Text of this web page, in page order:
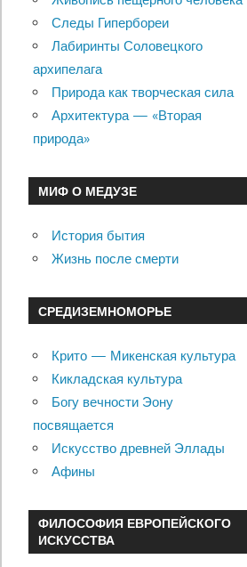
Следы Гипербореи
Лабиринты Соловецкого
архипелага
Природа как творческая сила
Архитектура — «Вторая
природа»
МИФ О МЕДУЗЕ
История бытия
Жизнь после смерти
СРЕДИЗЕМНОМОРЬЕ
Крито — Микенская культура
Кикладская культура
Богу вечности Эону
посвящается
Искусство древней Эллады
Афины
ФИЛОСОФИЯ ЕВРОПЕЙСКОГО
ИСКУССТВА